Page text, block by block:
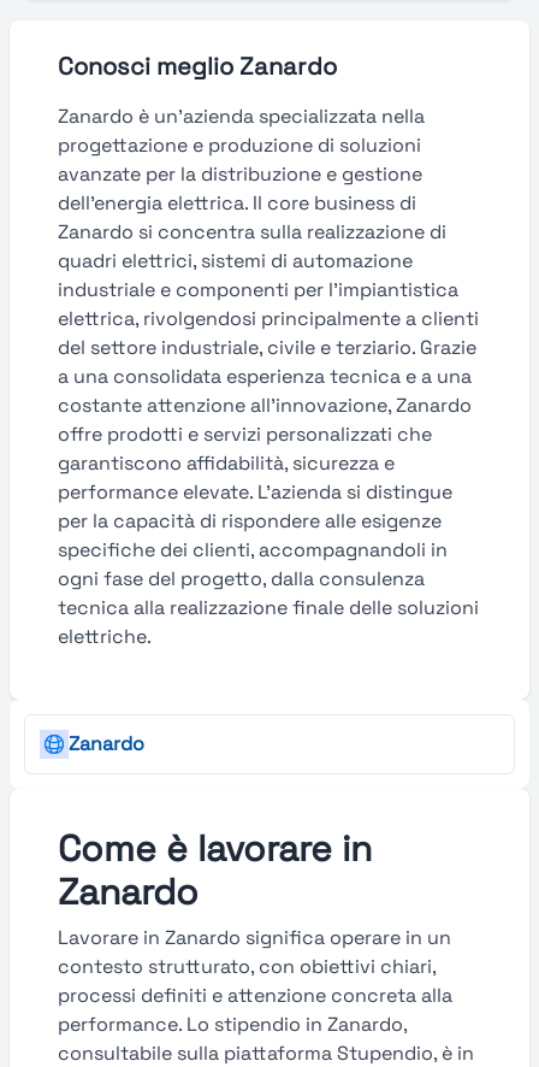
Conosci meglio Zanardo
Zanardo è un’azienda specializzata nella
progettazione e produzione di soluzioni
avanzate per la distribuzione e gestione
dell’energia elettrica. Il core business di
Zanardo si concentra sulla realizzazione di
quadri elettrici, sistemi di automazione
industriale e componenti per l’impiantistica
elettrica, rivolgendosi principalmente a clienti
del settore industriale, civile e terziario. Grazie
a una consolidata esperienza tecnica e a una
costante attenzione all’innovazione, Zanardo
offre prodotti e servizi personalizzati che
garantiscono affidabilità, sicurezza e
performance elevate. L’azienda si distingue
per la capacità di rispondere alle esigenze
specifiche dei clienti, accompagnandoli in
ogni fase del progetto, dalla consulenza
tecnica alla realizzazione finale delle soluzioni
elettriche.
Zanardo
Come è lavorare in
Zanardo
Lavorare in Zanardo significa operare in un
contesto strutturato, con obiettivi chiari,
processi definiti e attenzione concreta alla
performance. Lo stipendio in Zanardo,
consultabile sulla piattaforma Stupendio, è in